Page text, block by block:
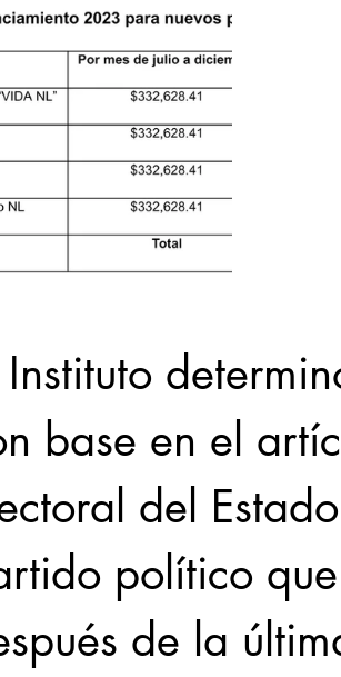
Instituto
base en el
del
político
de la